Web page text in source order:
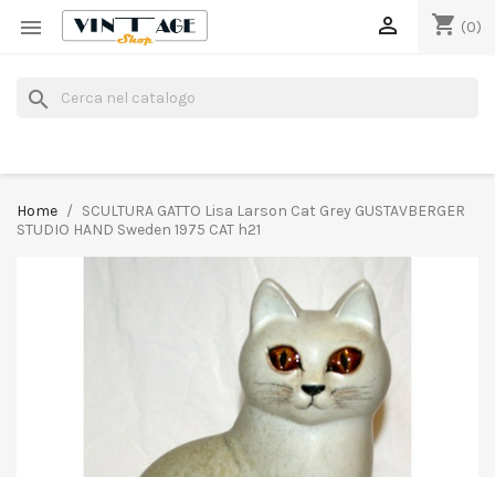
 shopping_cart (0)

search
Home
SCULTURA GATTO Lisa Larson Cat Grey GUSTAVBERGER
STUDIO HAND Sweden 1975 CAT h21